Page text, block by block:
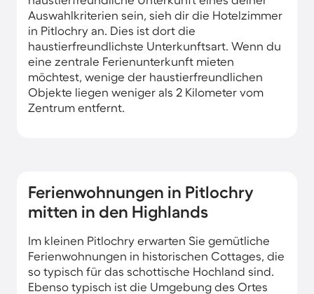
Auswahlkriterien sein, sieh dir die Hotelzimmer
in Pitlochry an. Dies ist dort die
haustierfreundlichste Unterkunftsart. Wenn du
eine zentrale Ferienunterkunft mieten
möchtest, wenige der haustierfreundlichen
Objekte liegen weniger als 2 Kilometer vom
Zentrum entfernt.
Ferienwohnungen in Pitlochry
mitten in den Highlands
Im kleinen Pitlochry erwarten Sie gemütliche
Ferienwohnungen in historischen Cottages, die
so typisch für das schottische Hochland sind.
Ebenso typisch ist die Umgebung des Ortes